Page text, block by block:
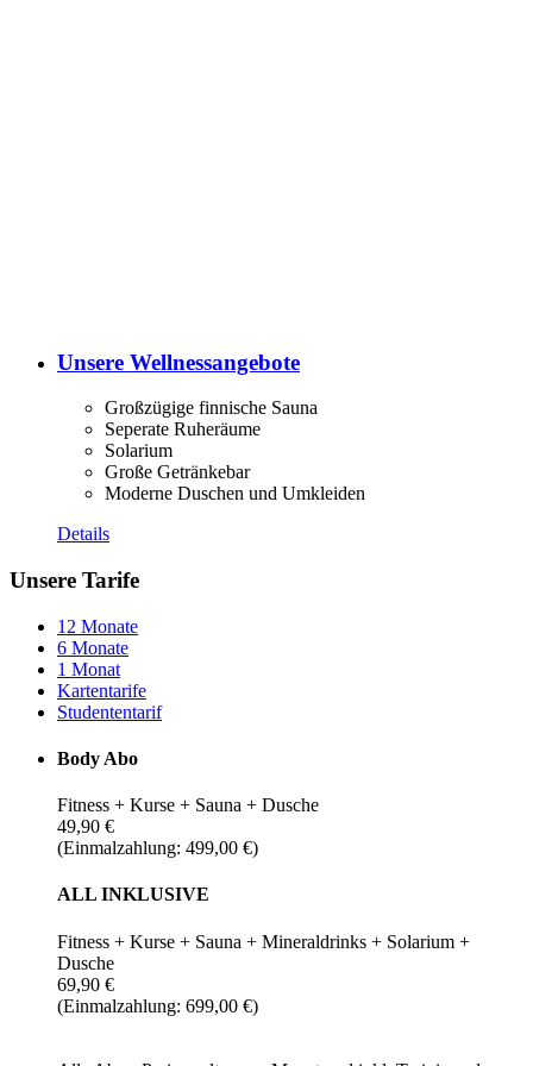
Unsere Wellnessangebote
Großzügige finnische Sauna
Seperate Ruheräume
Solarium
Große Getränkebar
Moderne Duschen und Umkleiden
Details
Unsere Tarife
12 Monate
6 Monate
1 Monat
Kartentarife
Studententarif
Body Abo
Fitness + Kurse + Sauna + Dusche
49,90 €
(Einmalzahlung: 499,00 €)
ALL INKLUSIVE
Fitness + Kurse + Sauna + Mineraldrinks + Solarium +
Dusche
69,90 €
(Einmalzahlung: 699,00 €)